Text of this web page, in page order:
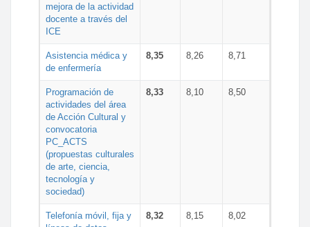
mejora de la actividad
docente a través del
ICE
Asistencia médica y
de enfermería
8,35 8,26 8,71
Programación de
actividades del área
de Acción Cultural y
convocatoria
PC_ACTS
(propuestas culturales
de arte, ciencia,
tecnología y
sociedad)
8,33 8,10 8,50
Telefonía móvil, fija y
8,32 8,15 8,02